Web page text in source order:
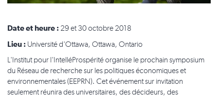
Date et heure : 29 et 30 octobre 2018
Lieu : Université d'Ottawa, Ottawa, Ontario
L'Institut pour l'IntelléProspérité organise le prochain symposium
du Réseau de recherche sur les politiques économiques et
environnementales (EEPRN). Cet événement sur invitation
seulement réunira des universitaires, des décideurs, des